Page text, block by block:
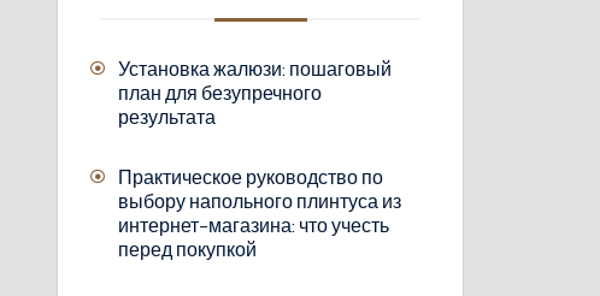
Установка жалюзи: пошаговый
план для безупречного
результата
Практическое руководство по
выбору напольного плинтуса из
интернет-магазина: что учесть
перед покупкой